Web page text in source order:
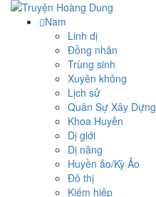
Nam
Linh dị
Đồng nhân
Trùng sinh
Xuyên không
Lịch sử
Quân Sự Xây Dựng
Khoa Huyễn
Dị giới
Dị năng
Huyền ảo/Kỳ Ảo
Đô thị
Kiếm hiệp